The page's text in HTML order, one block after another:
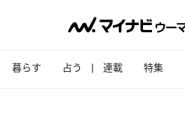
暮らす 占う 連載 特集